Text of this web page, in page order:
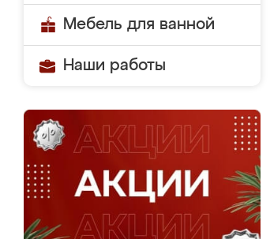
Мебель для ванной
Наши работы